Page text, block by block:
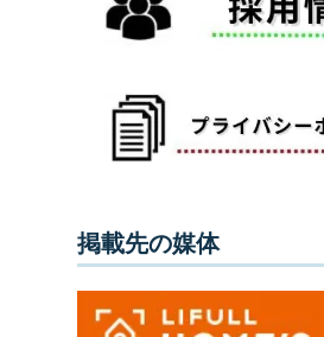
掲載先の媒体